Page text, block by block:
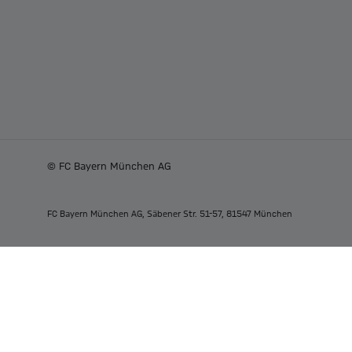
© FC Bayern München AG
FC Bayern München AG, Säbener Str. 51-57, 81547 München